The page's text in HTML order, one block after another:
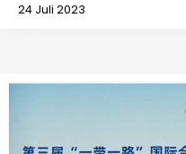
24 Juli 2023